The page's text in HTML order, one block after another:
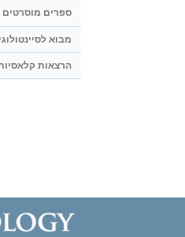
ספרים מוסרטים
מבוא
הרצאות